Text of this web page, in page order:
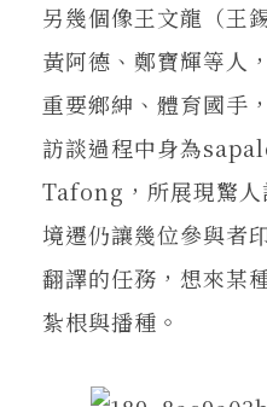
另幾個像王文龍（王
黃阿德、鄭寶輝等人
重要鄉紳、體育國手
訪談過程中身為
Tafong，所展現驚人
境遷仍讓幾位參與者
翻譯的任務，想來某
紮根與播種。